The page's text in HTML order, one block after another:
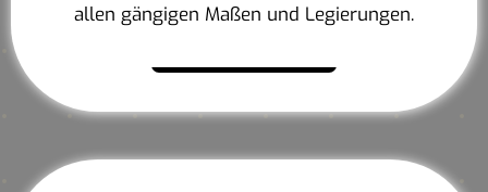
allen gängigen Maßen und Legierungen.